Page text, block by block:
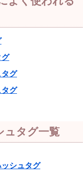
グ
タグ
タグ
ュタグ一覧
ッシュタグ